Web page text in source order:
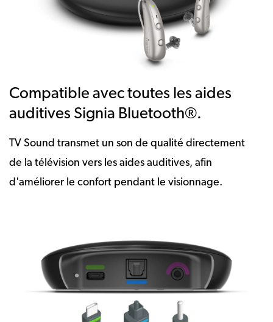
Compatible avec toutes les aides
auditives Signia Bluetooth®.
TV Sound transmet un son de qualité directement
de la télévision vers les aides auditives, afin
d'améliorer le confort pendant le visionnage.